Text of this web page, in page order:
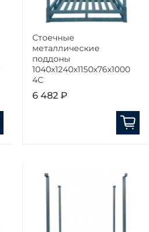
Стоечные
металлические
поддоны
1040x1240x1150x76x1000
4С
6 482 ₽